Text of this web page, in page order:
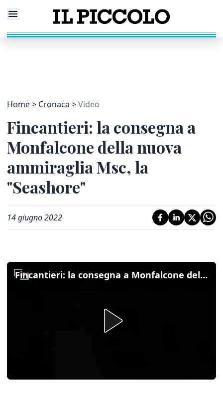
Home Cronaca Video
Fincantieri: la consegna a
Monfalcone della nuova
ammiraglia Msc, la
"Seashore"
14 giugno 2022
Fincantieri: la consegna a Monfalcone della nuova ammiraglia Msc, la "Seashore"